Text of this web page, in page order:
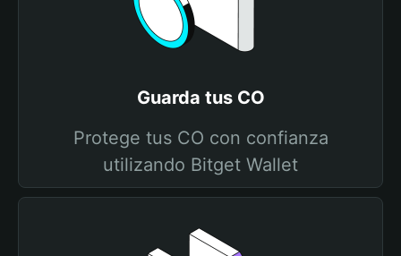
Guarda tus CO
Protege tus CO con confianza
utilizando Bitget Wallet